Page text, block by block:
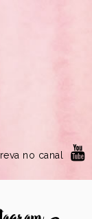
no canal